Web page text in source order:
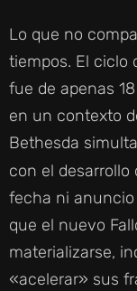
Lo que no
tiempos. El ciclo
fue de apenas
en un contexto
Bethesda
con el desarrollo
fecha ni anuncio
que el nuevo
materializarse,
«acelerar» sus